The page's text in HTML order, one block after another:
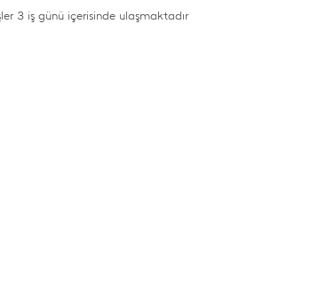
3 iş günü içerisinde ulaşmaktadır